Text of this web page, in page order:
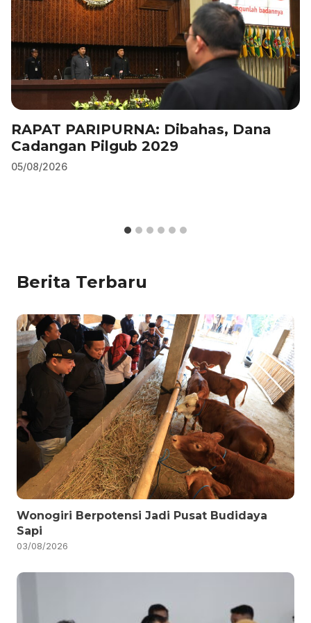
RAPAT PARIPURNA: Dibahas, Dana
Cadangan Pilgub 2029
05/08/2026
Berita Terbaru
Wonogiri Berpotensi Jadi Pusat Budidaya
Sapi
03/08/2026